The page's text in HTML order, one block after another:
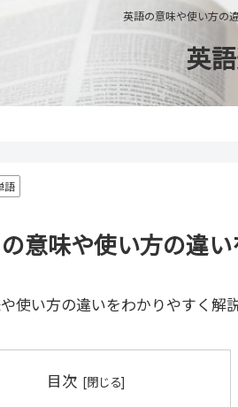
英語の意味や使い方の
英
語
意味や使い方の違
使い方の違いをわかりやすく解説
目次